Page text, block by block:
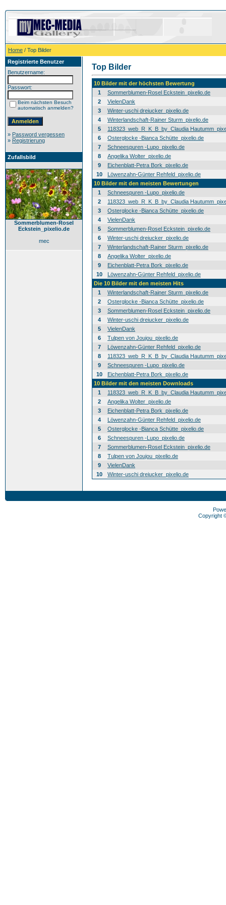
Home / Top Bilder
Registrierte Benutzer
Benutzername:
Passwort:
Beim nächsten Besuch
automatisch anmelden?
» Password vergessen
» Registrierung
Zufallsbild
Sommerblumen-Rosel
Eckstein_pixelio.de
mec
Top Bilder
10 Bilder mit der höchsten Bewertung
1
Sommerblumen-Rosel Eckstein_pixelio.de
2
VielenDank
3
Winter-uschi dreiucker_pixelio.de
4
Winterlandschaft-Rainer Sturm_pixelio.de
5
118323_web_R_K_B_by_Claudia
6
Osterglocke -Bianca Schütte_pixelio.de
7
Schneespuren -Lupo_pixelio.de
8
Angelika Wolter_pixelio.de
9
Eichenblatt-Petra Bork_pixelio.de
10
Löwenzahn-Günter Rehfeld_pixelio.de
10 Bilder mit den meisten Bewertungen
1
Schneespuren -Lupo_pixelio.de
2
118323_web_R_K_B_by_Claudia
3
Osterglocke -Bianca Schütte_pixelio.de
4
VielenDank
5
Sommerblumen-Rosel Eckstein_pixelio.de
6
Winter-uschi dreiucker_pixelio.de
7
Winterlandschaft-Rainer Sturm_pixelio.de
8
Angelika Wolter_pixelio.de
9
Eichenblatt-Petra Bork_pixelio.de
10
Löwenzahn-Günter Rehfeld_pixelio.de
Die 10 Bilder mit den meisten Hits
1
Winterlandschaft-Rainer Sturm_pixelio.de
2
Osterglocke -Bianca Schütte_pixelio.de
3
Sommerblumen-Rosel Eckstein_pixelio.de
4
Winter-uschi dreiucker_pixelio.de
5
VielenDank
6
Tulpen von Joujou_pixelio.de
7
Löwenzahn-Günter Rehfeld_pixelio.de
8
118323_web_R_K_B_by_Claudia
9
Schneespuren -Lupo_pixelio.de
10
Eichenblatt-Petra Bork_pixelio.de
10 Bilder mit den meisten Downloads
1
118323_web_R_K_B_by_Claudia
2
Angelika Wolter_pixelio.de
3
Eichenblatt-Petra Bork_pixelio.de
4
Löwenzahn-Günter Rehfeld_pixelio.de
5
Osterglocke -Bianca Schütte_pixelio.de
6
Schneespuren -Lupo_pixelio.de
7
Sommerblumen-Rosel Eckstein_pixelio.de
8
Tulpen von Joujou_pixelio.de
9
VielenDank
10
Winter-uschi dreiucker_pixelio.de
Copyright